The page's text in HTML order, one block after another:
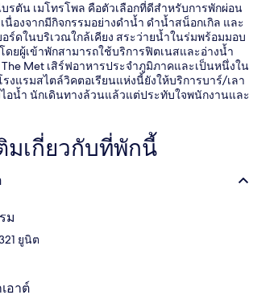
รตัน เมโทรโพล คือตัวเลือกที่ดีสำหรับการพักผ่อน
องจากมีกิจกรรมอย่างดำน้ำ ดำน้ำสน็อกเกิล และ
ดในบริเวณใกล้เคียง สระว่ายน้ำในร่มพร้อมมอบ
ยผู้เข้าพักสามารถใช้บริการฟิตเนสและอ่างน้ำ
The Met เสิร์ฟอาหารประจำภูมิภาคและเป็นหนึ่งใน
งแรมสไตล์วิคตอเรียนแห่งนี้ยังให้บริการบาร์/เลา
อน้ำ นักเดินทางล้วนแล้วแต่ประทับใจพนักงานและ
มเกี่ยวกับที่พักนี้
ม
ยูนิต
อาต์